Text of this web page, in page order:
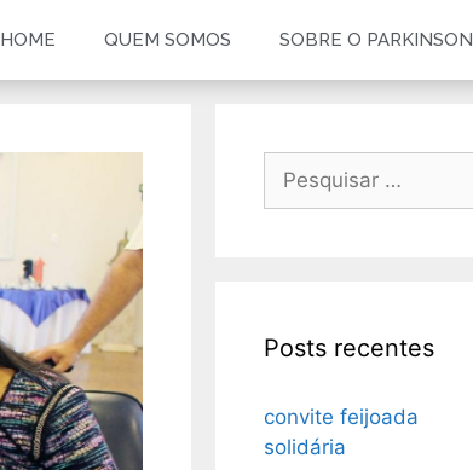
HOME QUEM SOMOS SOBRE O PARKINSON
Posts recentes
convite feijoada
solidária